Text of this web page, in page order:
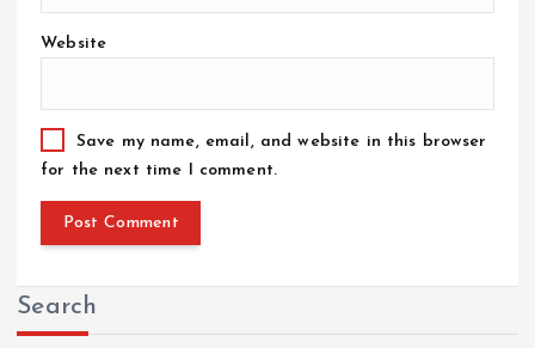
Website
Save my name, email, and website in this browser
for the next time I comment.
Search